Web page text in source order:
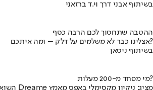
בשיתוף אבני דרך וי.ד ברזאני
ההטבה שתחסוך לכם הרבה כסף
אצלינו כבר לא משלמים על דלק – ומה איתכם?
בשיתוף ניסאן
מי מפחד מ-200 מעלות?
השואב-שוטף החדש של Dreame מציג: ניקיון מקסימלי באפס מאמץ